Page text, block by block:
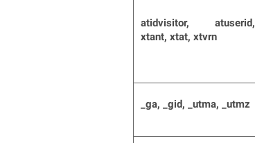
atidvisitor, atuserid,
xtant, xtat, xtvrn
_ga, _gid, _utma, _utmz